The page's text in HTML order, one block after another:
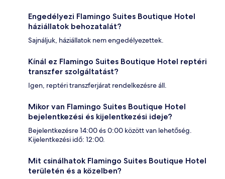
Engedélyezi Flamingo Suites Boutique Hotel
háziállatok behozatalát?
Sajnáljuk, háziállatok nem engedélyezettek.
Kínál ez Flamingo Suites Boutique Hotel reptéri
transzfer szolgáltatást?
Igen, reptéri transzferjárat rendelkezésre áll.
Mikor van Flamingo Suites Boutique Hotel
bejelentkezési és kijelentkezési ideje?
Bejelentkezésre 14:00 és 0:00 között van lehetőség.
Kijelentkezési idő: 12:00.
Mit csinálhatok Flamingo Suites Boutique Hotel
területén és a közelben?